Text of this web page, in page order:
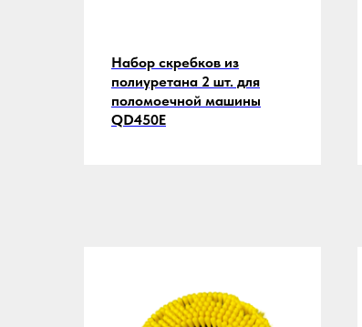
Набор скребков из
полиуретана 2 шт. для
поломоечной машины
QD450E